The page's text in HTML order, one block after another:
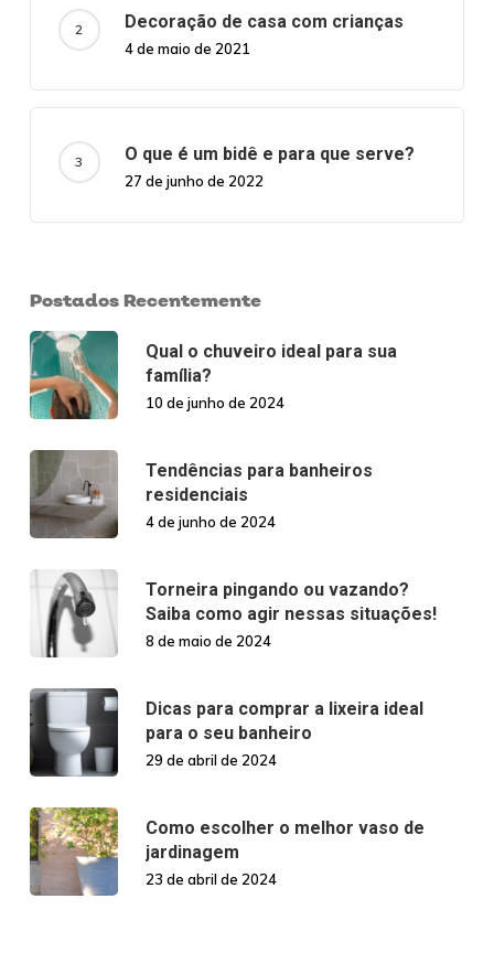
Decoração de casa com crianças
4 de maio de 2021
O que é um bidê e para que serve?
27 de junho de 2022
Postados Recentemente
Qual o chuveiro ideal para sua
família?
10 de junho de 2024
Tendências para banheiros
residenciais
4 de junho de 2024
Torneira pingando ou vazando?
Saiba como agir nessas situações!
8 de maio de 2024
Dicas para comprar a lixeira ideal
para o seu banheiro
29 de abril de 2024
Como escolher o melhor vaso de
jardinagem
23 de abril de 2024